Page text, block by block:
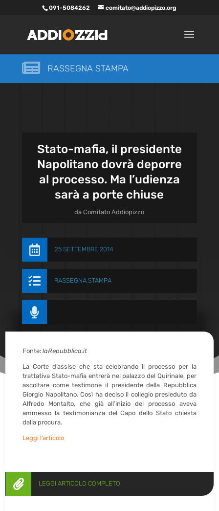
091-5084262 comitato@addiopizzo.org
 RASSEGNA STAMPA
Stato-mafia, il presidente
Napolitano dovrà deporre
al processo. Ma l’udienza
sarà a porte chiuse
daComitato Addiopizzo
 25 SETTEMBRE 2014
 RASSEGNA STAMPA

Fonte:laRepubblica.it
La Corte d’assise che sta celebrando il processo per la
trattativa Stato-mafia entrerà nel palazzo del Quirinale, per
ascoltare come testimone il presidente della Repubblica
Giorgio Napolitano. Così ha deciso il collegio presieduto da
Alfredo Montalto, che già all’inizio del processo aveva
ammesso la testimonianza del Capo dello Stato chiesta
dalla procura.
Leggi l’articolo
 LEGGI ARTICOLO COMPLETO